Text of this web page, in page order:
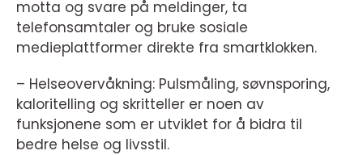
motta og svare på meldinger, ta
telefonsamtaler og bruke sosiale
medieplattformer direkte fra smartklokken.
– Helseovervåkning: Pulsmåling, søvnsporing,
kaloritelling og skritteller er noen av
funksjonene som er utviklet for å bidra til
bedre helse og livsstil.